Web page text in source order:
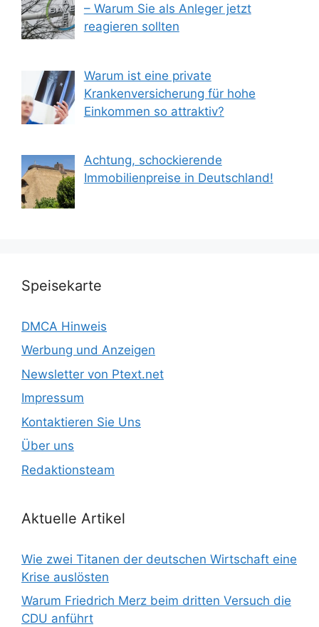
– Warum Sie als Anleger jetzt
reagieren sollten
Warum ist eine private
Krankenversicherung für hohe
Einkommen so attraktiv?
Achtung, schockierende
Immobilienpreise in Deutschland!
Speisekarte
DMCA Hinweis
Werbung und Anzeigen
Newsletter von Ptext.net
Impressum
Kontaktieren Sie Uns
Über uns
Redaktionsteam
Aktuelle Artikel
Wie zwei Titanen der deutschen Wirtschaft eine
Krise auslösten
Warum Friedrich Merz beim dritten Versuch die
CDU anführt